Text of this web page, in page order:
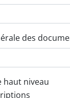
des
filter
haut niveau